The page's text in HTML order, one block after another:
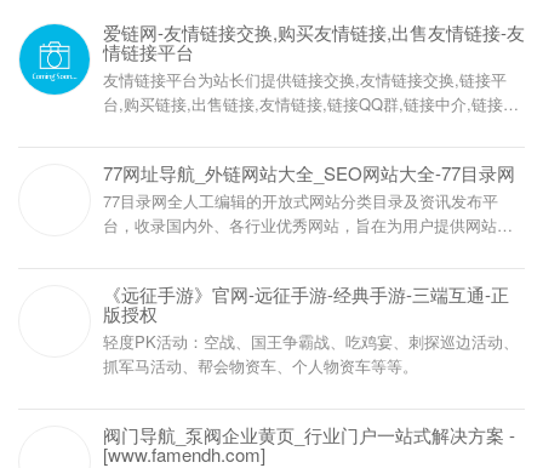
爱链网-友情链接交换,购买友情链接,出售友情链接-友
情链接平台
友情链接平台为站长们提供链接交换,友情链接交换,链接平
台,购买链接,出售链接,友情链接,链接QQ群,链接中介,链接买
77网址导航_外链网站大全_SEO网站大全-77目录网
77目录网全人工编辑的开放式网站分类目录及资讯发布平
台，收录国内外、各行业优秀网站，旨在为用户提供网站分
网资讯服务。
《远征手游》官网-远征手游-经典手游-三端互通-正
版授权
轻度PK活动：空战、国王争霸战、吃鸡宴、刺探巡边活动、
抓军马活动、帮会物资车、个人物资车等等。
阀门导航_泵阀企业黄页_行业门户一站式解决方案 -
[www.famendh.com]